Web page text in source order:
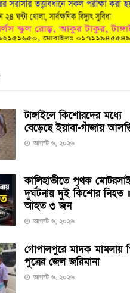
টাঙ্গাইলে কিশোরদের মধ্যে
বেড়েছে ইয়াবা-গাঁজায়
আগস্ট ৬, ২০২৬
কালিহাতীতে পৃথক
দুর্ঘটনায় দুই কিশোর নিহত
আহত ৩ জন
আগস্ট ৬, ২০২৬
গোপালপুরে মাদক মামলায়
পুত্রের জেল জরিমানা
আগস্ট ৬, ২০২৬